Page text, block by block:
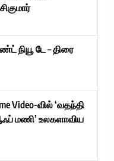
நியூ டே – திரை
Video-வில் ‘வதந்தி
மணி’ உலகளாவிய